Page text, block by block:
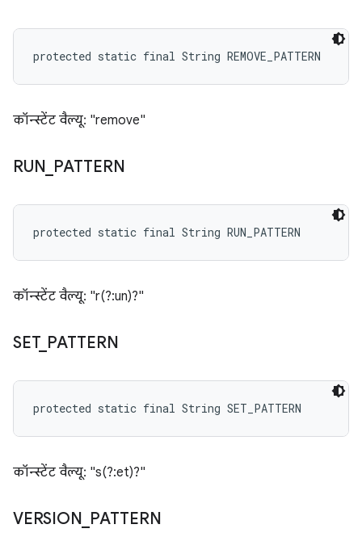
protected static final String REMOVE_PATTERN
कॉन्स्टेंट वैल्यू: "remove"
RUN PATTERN
protected static final String RUN_PATTERN
कॉन्स्टेंट वैल्यू: "r(?:un)?"
SET_ PATTERN
protected static final String SET_PATTERN
कॉन्स्टेंट वैल्यू: "s(?:et)?"
VERSION PATTERN